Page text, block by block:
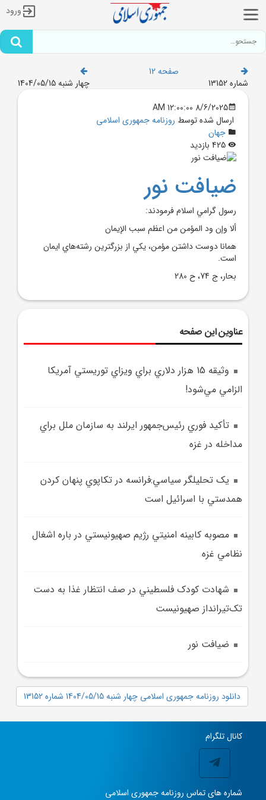
ورود
صفحه 12
شماره 13152
چهار شنبه 1404/05/15
8/6/2025 12:00:00 AM
ارسال شده توسط روزنامه جمهوری اسلامی
جهان
ضيافت نور
رسول گرامي اسلام فرمودند:
ألا وإن ود المؤمن من اعظم سبب الإيمان
همانا دوست داشتن مؤمن، يکي از بزرگترين رشته‌هاي ايمان
است.
بحار، ج 74، ح 280
عناوین این صفحه
وثيقه 15 هزار دلاري براي ويزاي توريستي آمريکا
الزامي مي‌شود!
تأکيد فوري رئيس‌جمهور ايرلند به سازمان ملل براي
مداخله در غزه
يک تحليلگر سياسي:فرانسه در تکاپوي پنهان کردن
همدستي با اسرائيل است
مصوبه کابينه امنيتي رژيم صهيونيستي در باره اشغال
نظامي غزه
شهادت کودک فلسطيني در صف انتظار غذا به دست
تک‌تيرانداز صهيونيست
ضيافت نور
دانلود روزنامه جمهوری اسلامی چهار شنبه 1404/05/15 شماره 13152
کانال تلگرام
شماره های تماس روزنامه جمهوری اسلامی